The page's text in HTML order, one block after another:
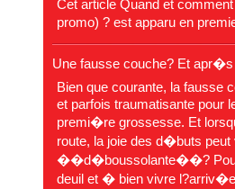
Cet article Quand et
promo) ? est apparu en
Une fausse couche? Et
Bien que courante, la fausse
et parfois traumatisante pour
premi�re grossesse. Et
route, la joie des d�buts
��d�boussolante��? Pour
deuil et � bien vivre